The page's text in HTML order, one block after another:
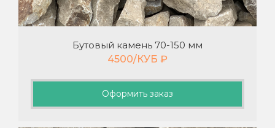
Бутовый камень 70-150 мм
4500/КУБ ₽
Оформить заказ